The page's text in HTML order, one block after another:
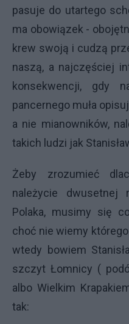
pasuje do utartego
ma obowiązek -
krew swoją i cudzą
naszą, a najczęściej
konsekwencji, gdy
pancernego muła
a nie mianowników,
takich ludzi jak
Żeby zrozumieć
należycie dwusetnej
Polaka, musimy się
choć nie wiemy
wtedy bowiem
szczyt Łomnicy (
albo Wielkim
tak: